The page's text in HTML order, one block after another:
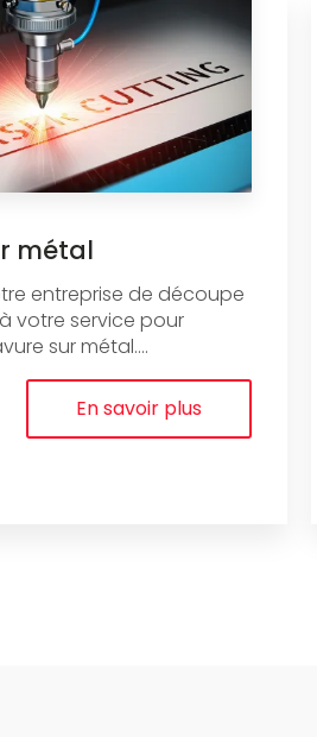
métal
entreprise de découpe
votre service pour
sur métal....
En savoir plus